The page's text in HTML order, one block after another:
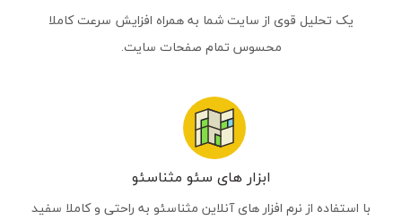
یک تحلیل قوی از سایت شما به همراه افزایش سرعت کاملا
محسوس تمام صفحات سایت.
ابزار های سئو مثناسئو
با استفاده از نرم افزار های آنلاین مثناسئو به راحتی و کاملا سفید